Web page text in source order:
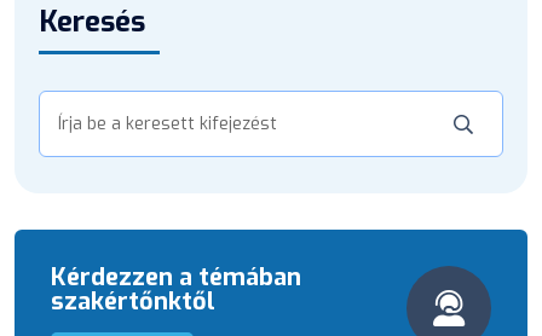
Keresés
Kérdezzen a témában
szakértőnktől